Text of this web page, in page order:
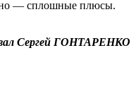
— сплошные плюсы.
Сергей ГОНТАРЕНКО